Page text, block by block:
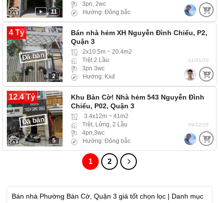
11
3pn, 2wc
Hướng: Đông bắc
4 Tỷ
2
Đã bán
Bán nhà hẻm XH Nguyễn Đình Chiểu, P2,
Quận 3
2x10.5m ~ 20.4m2
Trệt 2 Lầu
3pn 3wc
Hướng: Kxđ
01/01/70
12.4 Tỷ
5
Đã bán
Khu Bàn Cờ! Nhà hẻm 543 Nguyễn Đình
Chiểu, P02, Quận 3
3.4x12m ~ 41m2
Trệt, Lửng, 2 Lầu
4pn,3wc
Hướng: Đông bắc
09/12/25
1 2
Bán nhà Phường Bàn Cờ, Quận 3 giá tốt chọn lọc | Danh mục